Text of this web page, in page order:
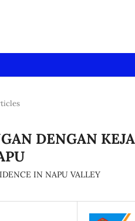
DENGAN
IN NAPU VALLEY